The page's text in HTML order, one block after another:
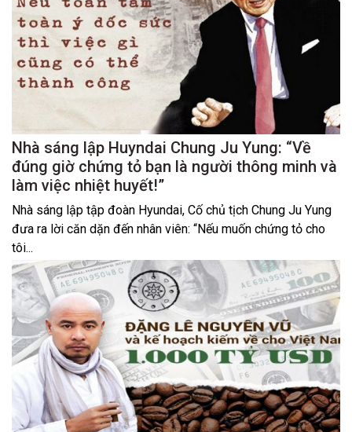
Nhà sáng lập Huyndai Chung Ju Yung: “Về
đúng giờ chứng tỏ bạn là người thông minh và
làm việc nhiệt huyết!”
Nhà sáng lập tập đoàn Hyundai, Cố chủ tịch Chung Ju Yung
đưa ra lời căn dặn đến nhân viên: “Nếu muốn chứng tỏ cho
tôi...